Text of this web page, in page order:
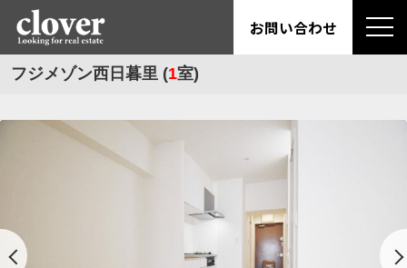
お問い合わせ
フジメゾン西日暮里 (1室)